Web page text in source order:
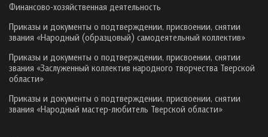
Финансово-хозяйственная деятельность
Приказы и документы о подтверждении, присвоении, снятии
звания «Народный (образцовый) самодеятельный коллектив»
Приказы и документы о подтверждении, присвоении, снятии
звания «Заслуженный коллектив народного творчества Тверской
области»
Приказы и документы о подтверждении, присвоении, снятии
звания «Народный мастер-любитель Тверской области»